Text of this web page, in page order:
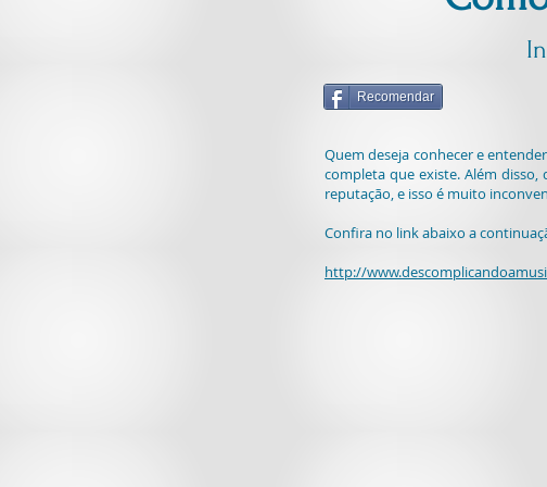
Recomendar
Quem deseja conhecer e
completa que existe. Além
reputação, e isso é muito
Confira no link abaixo a
http://